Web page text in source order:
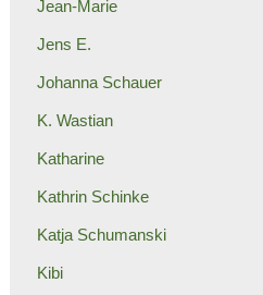
Jean-Marie
Jens E.
Johanna Schauer
K. Wastian
Katharine
Kathrin Schinke
Katja Schumanski
Kibi